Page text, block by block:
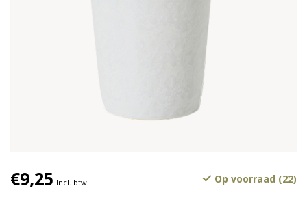
€9,25 Incl. btw Op voorraad (22)